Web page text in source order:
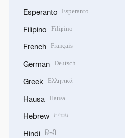
Esperanto Esperanto
Filipino Filipino
French Français
German Deutsch
Greek Ελληνικά
Hausa Hausa
Hebrew עברית
Hindi हिन्दी